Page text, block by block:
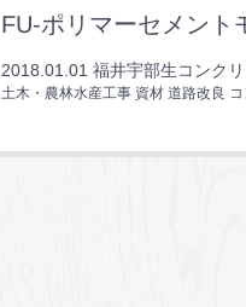
FU-ポリマーセメント
2018.01.01 福井宇部生コンク
土木・農林水産工事 資材 道路改良